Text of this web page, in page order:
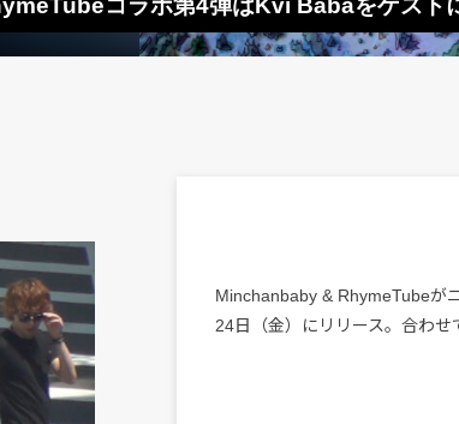
コラボ第4弾はKvi Babaをゲスト
Minchanbaby & RhymeTubeが
24日（金）にリリース。合わせ